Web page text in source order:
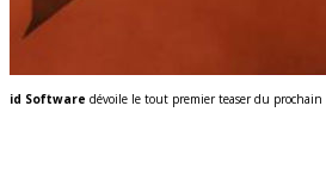
id Software dévoile le tout premier teaser du prochain